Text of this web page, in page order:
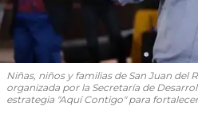
Niñas, niños y familias de San Juan del
organizada por la Secretaría de
estrategia "Aquí Contigo" para